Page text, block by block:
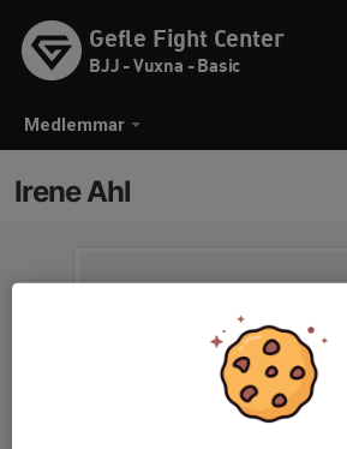
Medlemmar
Gefle Fight Center
BJJ - Vuxna - Basic
Irene Ahl